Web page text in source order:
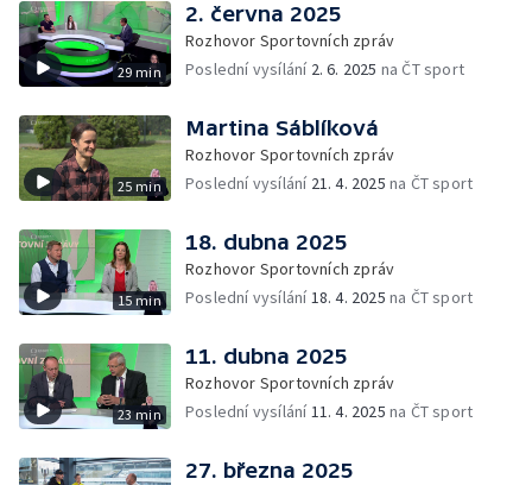
29 min
2. června 2025
Rozhovor Sportovních zpráv
Poslední vysílání 2. 6. 2025 na ČT sport
25 min
Martina Sáblíková
Rozhovor Sportovních zpráv
Poslední vysílání 21. 4. 2025 na ČT sport
15 min
18. dubna 2025
Rozhovor Sportovních zpráv
Poslední vysílání18. 4. 2025 na ČT sport
23 min
11. dubna 2025
Rozhovor Sportovních zpráv
Poslední vysílání11. 4. 2025 na ČT sport
27. března 2025